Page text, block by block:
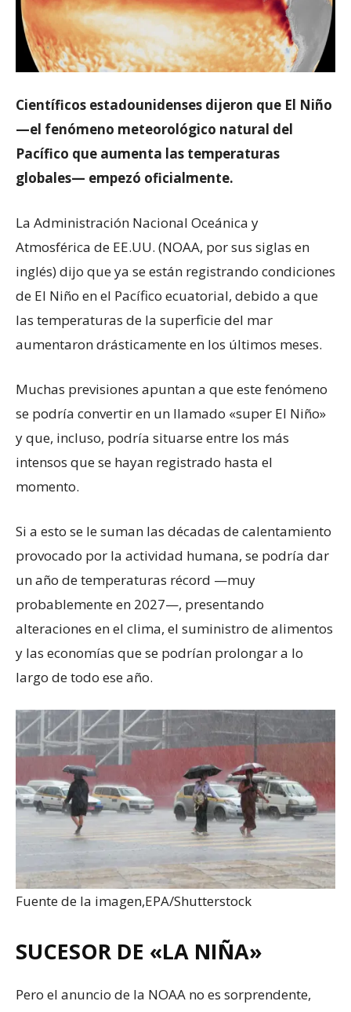
Científicos estadounidenses dijeron que El Niño
—el fenómeno meteorológico natural del
Pacífico que aumenta las temperaturas
globales— empezó oficialmente.
La Administración Nacional Oceánica y
Atmosférica de EE.UU. (NOAA, por sus siglas en
inglés) dijo que ya se están registrando condiciones
de El Niño en el Pacífico ecuatorial, debido a que
las temperaturas de la superficie del mar
aumentaron drásticamente en los últimos meses.
Muchas previsiones apuntan a que este fenómeno
se podría convertir en un llamado «super El Niño»
y que, incluso, podría situarse entre los más
intensos que se hayan registrado hasta el
momento.
Si a esto se le suman las décadas de calentamiento
provocado por la actividad humana, se podría dar
un año de temperaturas récord —muy
probablemente en 2027—, presentando
alteraciones en el clima, el suministro de alimentos
y las economías que se podrían prolongar a lo
largo de todo ese año.
Fuente de la imagen,EPA/Shutterstock
SUCESOR DE «LA NIÑA»
Pero el anuncio de la NOAA no es sorprendente,